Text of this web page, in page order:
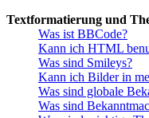
Textformatierung und
Was ist BBCode?
Kann ich HTML
Was sind Smileys?
Kann ich Bilder in
Was sind globale
Was sind